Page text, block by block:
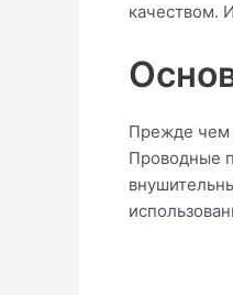
качеством.
Прежде чем
Проводные